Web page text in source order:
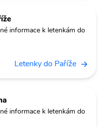
informace k letenkám do
Letenky do Paříže
informace k letenkám do